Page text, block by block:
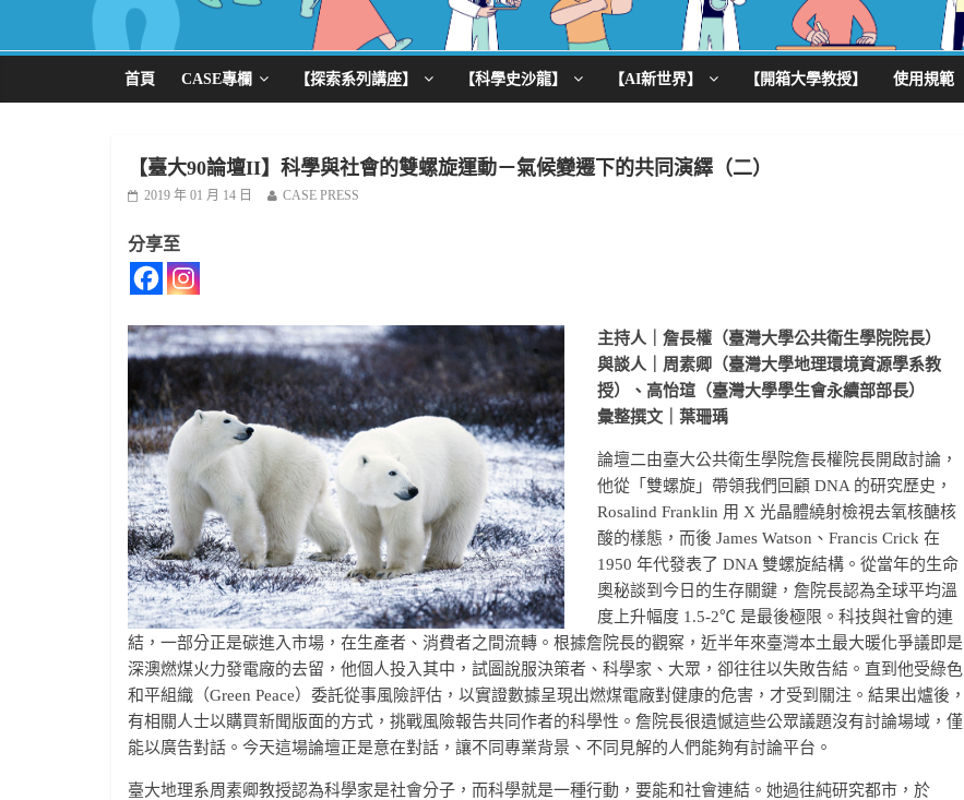
首頁 CASE專欄 【探索系列講座】 【科學史沙龍】 【AI新世界】 【開箱大學教授】 使用規範
【臺大90論壇II】科學與社會的雙螺旋運動－氣候變遷下的共同演繹（二）
2019 年 01 月 14 日 CASE PRESS
分享至
主持人｜詹長權（臺灣大學公共衛生學院院長）
與談人｜周素卿（臺灣大學地理環境資源學系教
授）、高怡瑄（臺灣大學學生會永續部部長）
彙整撰文｜葉珊瑀
論壇二由臺大公共衛生學院詹長權院長開啟討論，
他從「雙螺旋」帶領我們回顧 DNA 的研究歷史，
Rosalind Franklin 用 X 光晶體繞射檢視去氧核醣核
酸的樣態，而後 James Watson、Francis Crick 在
1950 年代發表了 DNA 雙螺旋結構。從當年的生命
奧秘談到今日的生存關鍵，詹院長認為全球平均溫
度上升幅度 1.5-2℃ 是最後極限。科技與社會的連
結，一部分正是碳進入市場，在生產者、消費者之間流轉。根據詹院長的觀察，近半年來臺灣本土最大暖化爭議即是
深澳燃煤火力發電廠的去留，他個人投入其中，試圖說服決策者、科學家、大眾，卻往往以失敗告結。直到他受綠色
和平組織（Green Peace）委託從事風險評估，以實證數據呈現出燃煤電廠對健康的危害，才受到關注。結果出爐後，
有相關人士以購買新聞版面的方式，挑戰風險報告共同作者的科學性。詹院長很遺憾這些公眾議題沒有討論場域，僅
能以廣告對話。今天這場論壇正是意在對話，讓不同專業背景、不同見解的人們能夠有討論平台。
臺大地理系周素卿教授認為科學家是社會分子，而科學就是一種行動，要能和社會連結。她過往純研究都市，於